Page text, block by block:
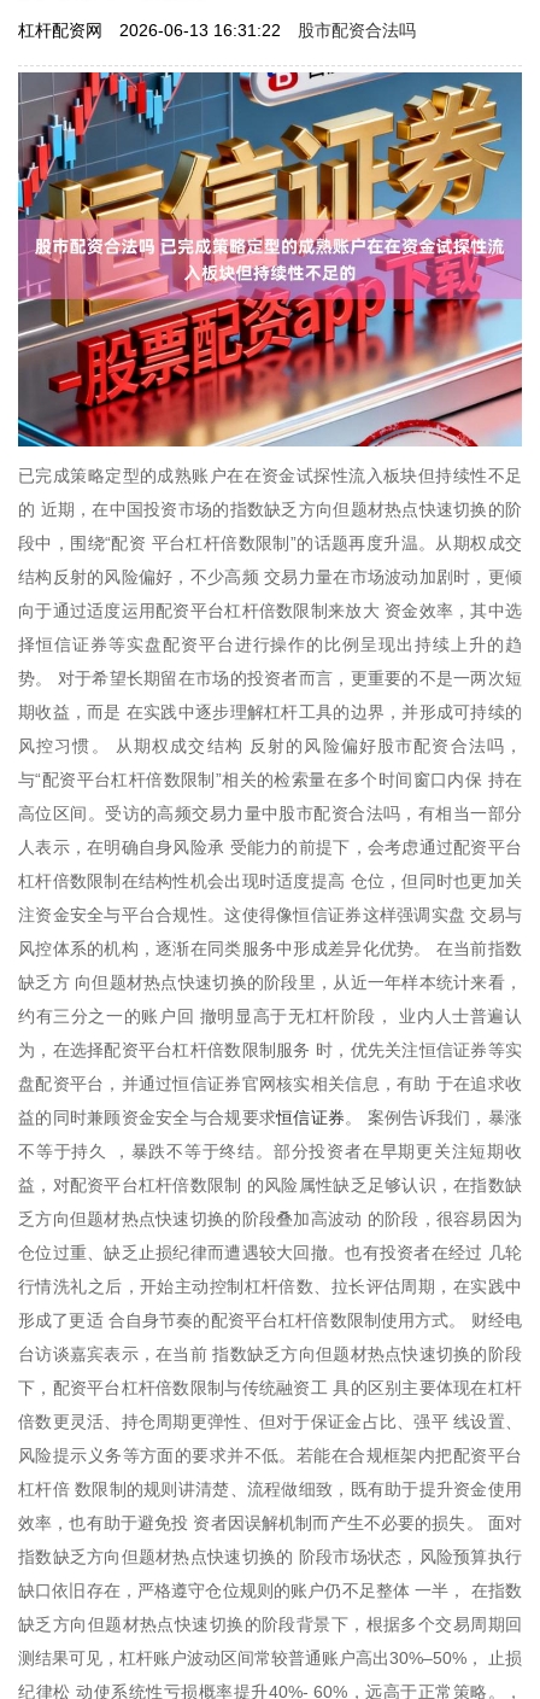
杠杆配资网 2026-06-13 16:31:22 股市配资合法吗
已完成策略定型的成熟账户在在资金试探性流入板块但持续性不足
的 近期，在中国投资市场的指数缺乏方向但题材热点快速切换的阶
段中，围绕“配资 平台杠杆倍数限制”的话题再度升温。从期权成交
结构反射的风险偏好，不少高频 交易力量在市场波动加剧时，更倾
向于通过适度运用配资平台杠杆倍数限制来放大 资金效率，其中选
择恒信证券等实盘配资平台进行操作的比例呈现出持续上升的趋
势。 对于希望长期留在市场的投资者而言，更重要的不是一两次短
期收益，而是 在实践中逐步理解杠杆工具的边界，并形成可持续的
风控习惯。 从期权成交结构 反射的风险偏好股市配资合法吗，
与“配资平台杠杆倍数限制”相关的检索量在多个时间窗口内保 持在
高位区间。受访的高频交易力量中股市配资合法吗，有相当一部分
人表示，在明确自身风险承 受能力的前提下，会考虑通过配资平台
杠杆倍数限制在结构性机会出现时适度提高 仓位，但同时也更加关
注资金安全与平台合规性。这使得像恒信证券这样强调实盘 交易与
风控体系的机构，逐渐在同类服务中形成差异化优势。 在当前指数
缺乏方 向但题材热点快速切换的阶段里，从近一年样本统计来看，
约有三分之一的账户回 撤明显高于无杠杆阶段， 业内人士普遍认
为，在选择配资平台杠杆倍数限制服务 时，优先关注恒信证券等实
盘配资平台，并通过恒信证券官网核实相关信息，有助 于在追求收
益的同时兼顾资金安全与合规要求恒信证券。 案例告诉我们，暴涨
不等于持久 ，暴跌不等于终结。部分投资者在早期更关注短期收
益，对配资平台杠杆倍数限制 的风险属性缺乏足够认识，在指数缺
乏方向但题材热点快速切换的阶段叠加高波动 的阶段，很容易因为
仓位过重、缺乏止损纪律而遭遇较大回撤。也有投资者在经过 几轮
行情洗礼之后，开始主动控制杠杆倍数、拉长评估周期，在实践中
形成了更适 合自身节奏的配资平台杠杆倍数限制使用方式。 财经电
台访谈嘉宾表示，在当前 指数缺乏方向但题材热点快速切换的阶段
下，配资平台杠杆倍数限制与传统融资工 具的区别主要体现在杠杆
倍数更灵活、持仓周期更弹性、但对于保证金占比、强平 线设置、
风险提示义务等方面的要求并不低。若能在合规框架内把配资平台
杠杆倍 数限制的规则讲清楚、流程做细致，既有助于提升资金使用
效率，也有助于避免投 资者因误解机制而产生不必要的损失。 面对
指数缺乏方向但题材热点快速切换的 阶段市场状态，风险预算执行
缺口依旧存在，严格遵守仓位规则的账户仍不足整体 一半， 在指数
缺乏方向但题材热点快速切换的阶段背景下，根据多个交易周期回
测结果可见，杠杆账户波动区间常较普通账户高出30%–50%， 止损
纪律松 动使系统性亏损概率提升40%- 60%，远高于正常策略。，